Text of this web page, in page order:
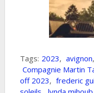
Tags: 2023, avignon,
Compagnie Martin
off 2023, frederic